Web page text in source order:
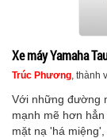
Xe máy Yamaha
Trúc Phương, thành
Với những đường
mạnh mẽ hơn
mặt nạ 'há